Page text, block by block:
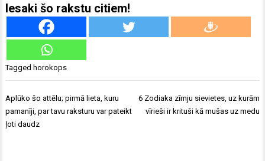
Iesaki šo rakstu citiem!
Tagged horokops
Ziņu
izvēlne
Aplūko šo attēlu; pirmā lieta, kuru
pamanīji, par tavu raksturu var pateikt
ļoti daudz
6 Zodiaka zīmju sievietes, uz kurām
vīrieši ir krituši kā mušas uz medu